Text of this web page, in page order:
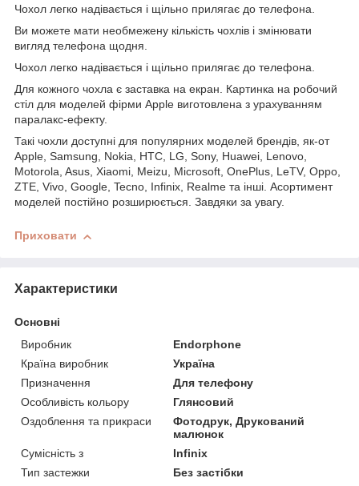
Чохол легко надівається і щільно прилягає до телефона.
Ви можете мати необмежену кількість чохлів і змінювати
вигляд телефона щодня.
Чохол легко надівається і щільно прилягає до телефона.
Для кожного чохла є заставка на екран. Картинка на робочий
стіл для моделей фірми Apple виготовлена з урахуванням
паралакс-ефекту.
Такі чохли доступні для популярних моделей брендів, як-от
Apple, Samsung, Nokia, HTC, LG, Sony, Huawei, Lenovo,
Motorola, Asus, Xiaomi, Meizu, Microsoft, OnePlus, LeTV, Oppo,
ZTE, Vivo, Google, Tecno, Infinix, Realme та інші. Асортимент
моделей постійно розширюється. Завдяки за увагу.
Приховати
Характеристики
Основні
Виробник
Endorphone
Країна виробник
Україна
Призначення
Для телефону
Особливість кольору
Глянсовий
Оздоблення та прикраси
Фотодрук, Друкований
малюнок
Сумісність з
Infinix
Тип застежки
Без застібки